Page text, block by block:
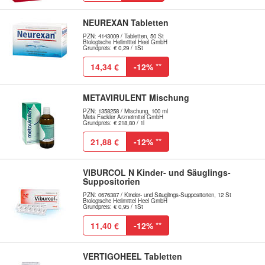
NEUREXAN Tabletten
PZN: 4143009 / Tabletten, 50 St
Biologische Heilmittel Heel GmbH
Grundpreis: € 0,29 / 1St
14,34 € -12% **
METAVIRULENT Mischung
PZN: 1358258 / Mischung, 100 ml
Meta Fackler Arzneimitel GmbH
Grundpreis: € 218,80 / 1l
21,88 € -12% **
VIBURCOL N Kinder- und Säuglings-
Suppositorien
PZN: 0676387 / Kinder- und Säuglings-Suppositorien, 12 St
Biologische Heilmittel Heel GmbH
Grundpreis: € 0,95 / 1St
11,40 € -12% **
VERTIGOHEEL Tabletten